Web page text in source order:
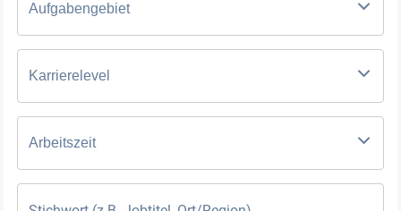
Aufgabengebiet
Karrierelevel
Arbeitszeit